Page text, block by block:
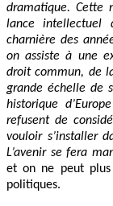
dramatique.
lance intellectuel
charnière des
on assiste à une
droit commun, de
grande échelle de
historique
refusent de
vouloir s’installer
L’avenir se fera
et on ne peut plus
politiques.